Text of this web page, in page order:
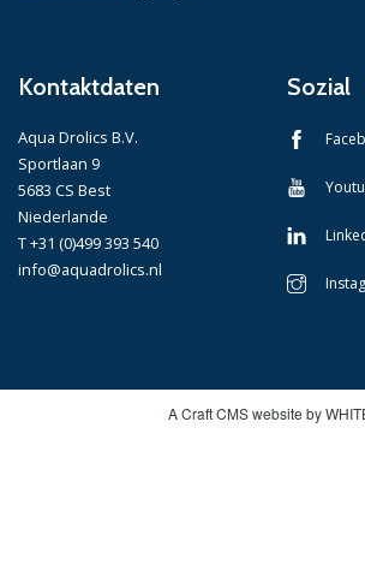
Kontaktdaten
Aqua Drolics B.V.
Sportlaan 9
5683 CS Best
Niederlande
T +31 (0)499 393 540
info@aquadrolics.nl
Sozial
A Craft CMS website by